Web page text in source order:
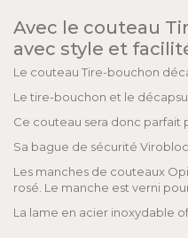
Avec le couteau
avec style et
Le couteau Tire-bouchon
Le tire-bouchon et le
Ce couteau sera donc parfait
Sa bague de sécurité
Les manches de couteaux
rosé. Le manche est verni
La lame en acier inoxydable